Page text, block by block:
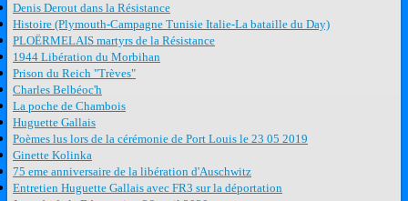
Denis Derout dans la Résistance
Histoire (Plymouth-Campagne Tunisie Italie-La bataille du Day)
PLOËRMELAIS martyrs de la Résistance
1944 Libération du Morbihan
Prison du Reich "Trèves"
Charles Belbéoc'h
La poche de Chambois
Huguette Gallais
Poèmes lus lors de la cérémonie de Port Louis le 23 05 2019
Ginette Kolinka
75 eme anniversaire de la libération d'Auschwitz
Entretien Huguette Gallais avec FR3 sur la déportation